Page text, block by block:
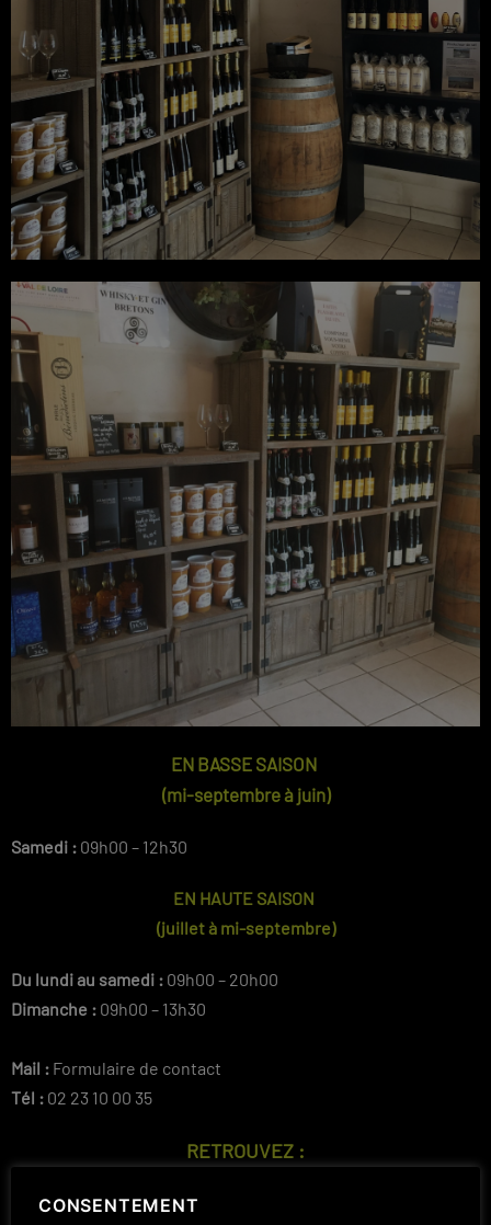
EN BASSE SAISON
(mi-septembre à juin)
Samedi : 09h00 – 12h30
EN HAUTE SAISON
(juillet à mi-septembre)
Du lundi au samedi : 09h00 – 20h00
Dimanche : 09h00 – 13h30
Mail : Formulaire de contact
Tél : 02 23 10 00 35
RETROUVEZ :
Champagne
CONSENTEMENT